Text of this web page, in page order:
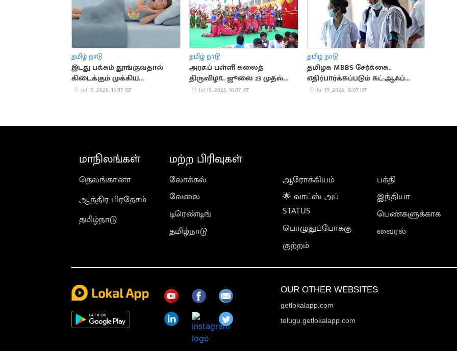
தமிழ் நாடு
இடது பக்கம் தூங்குவதால்
கிடைக்கும் முக்கிய
நன்மைகள்
Jul 19, 2026, 16:07 IST
தமிழ் நாடு
அரசுப் பள்ளி கலைத்
திருவிழா.. ஜூலை 23 முதல்
தொடக்கம்
Jul 19, 2026, 16:07 IST
தமிழ் நாடு
தமிழக MBBS சேர்க்கை..
எதிர்பார்க்கப்படும் கட்-ஆஃப்
வெளியீடு
Jul 19, 2026, 16:07 IST
மாநிலங்கள்
தெலங்கானா
ஆந்திர பிரதேசம்
தமிழ்நாடு
மற்ற பிரிவுகள்
லோக்கல்
வேலை
டிரெண்டிங்
தமிழ்நாடு
ஆரோக்கியம்
🌟 வாட்ஸ் அப்
STATUS
பொழுதுப்போக்கு
குற்றம்
பக்தி
இந்தியா
பெண்களுக்காக
வைரல்
OUR OTHER WEBSITES
getlokalapp.com
telugu.getlokalapp.com